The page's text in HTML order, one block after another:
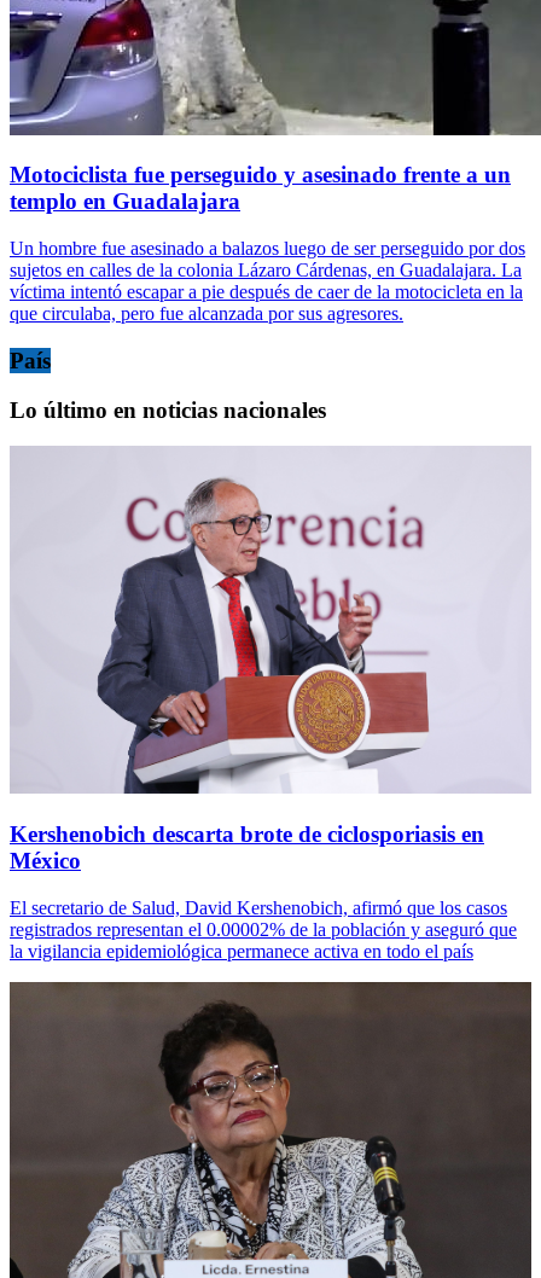
Motociclista fue perseguido y asesinado frente a un
templo en Guadalajara
Un hombre fue asesinado a balazos luego de ser perseguido por dos
sujetos en calles de la colonia Lázaro Cárdenas, en Guadalajara. La
víctima intentó escapar a pie después de caer de la motocicleta en la
que circulaba, pero fue alcanzada por sus agresores.
País
Lo último en noticias nacionales
Kershenobich descarta brote de ciclosporiasis en
México
El secretario de Salud, David Kershenobich, afirmó que los casos
registrados representan el 0.00002% de la población y aseguró que
la vigilancia epidemiológica permanece activa en todo el país